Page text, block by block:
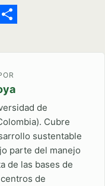
de
Cubre
sustentable
parte del manejo
de las bases de
de